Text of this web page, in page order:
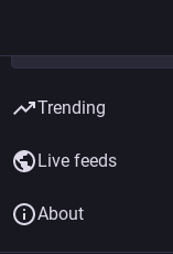
Trending
Live feeds
About